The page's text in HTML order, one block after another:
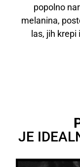
popolno
melanina,
las, jih
JE